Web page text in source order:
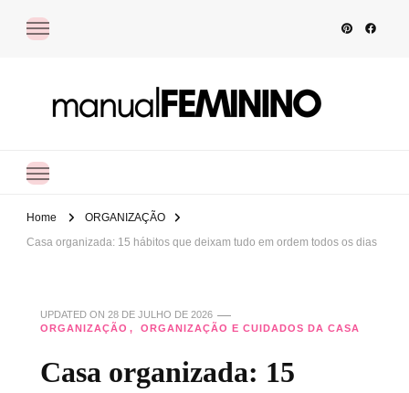
Home
ORGANIZAÇÃO
Casa organizada: 15 hábitos que deixam tudo em ordem todos os dias
UPDATED ON 28 DE JULHO DE 2026
ORGANIZAÇÃO
ORGANIZAÇÃO E CUIDADOS DA CASA
Casa organizada: 15